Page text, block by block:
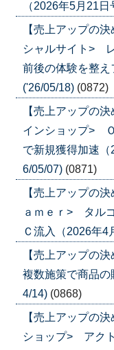
（2026年5月21
【売上アップの
シャルサイト>
前後の体験を整え
('26/05/18) (0872)
【売上アップの
インショップ>
で新規獲得加速
6/05/07) (0871)
【売上アップの
ａｍｅｒ> タル
Ｃ流入（2026年4
【売上アップの
複数施策で商品
4/14) (0868)
【売上アップの
ショップ> アク